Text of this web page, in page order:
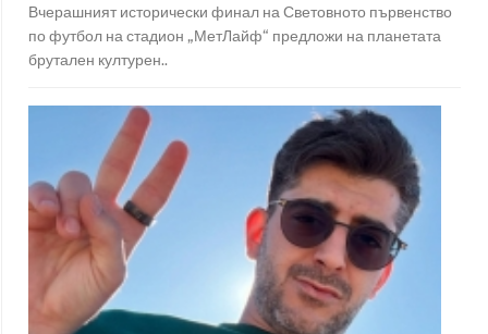
Вчерашният исторически финал на Световното първенство
по футбол на стадион „МетЛайф“ предложи на планетата
брутален културен..